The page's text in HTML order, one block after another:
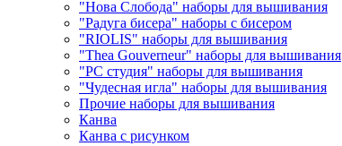
"Нова Слобода" наборы для вышивания
"Радуга бисера" наборы с бисером
"RIOLIS" наборы для вышивания
"Thea Gouverneur" наборы для вышивания
"РС студия" наборы для вышивания
"Чудесная игла" наборы для вышивания
Прочие наборы для вышивания
Канва
Канва с рисунком